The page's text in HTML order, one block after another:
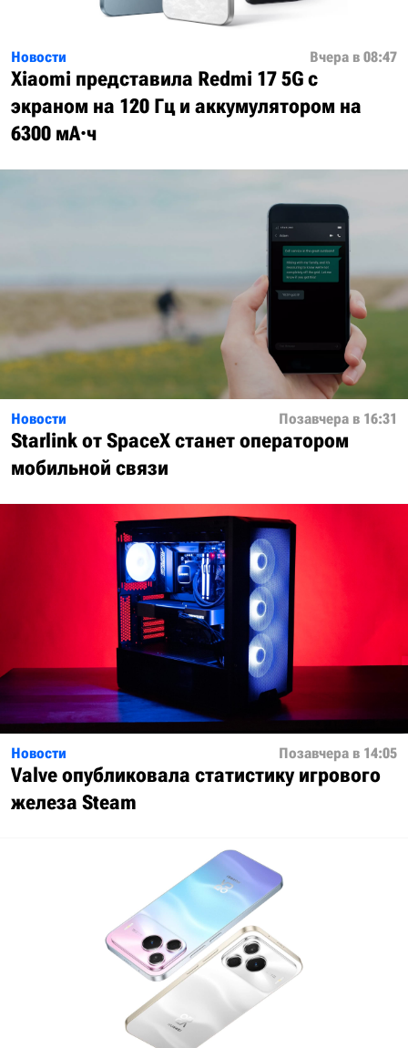
Новости Вчера в 08:47
Xiaomi представила Redmi 17 5G с
экраном на 120 Гц и аккумулятором на
6300 мА·ч
Новости Позавчера в 16:31
Starlink от SpaceX станет оператором
мобильной связи
Новости Позавчера в 14:05
Valve опубликовала статистику игрового
железа Steam